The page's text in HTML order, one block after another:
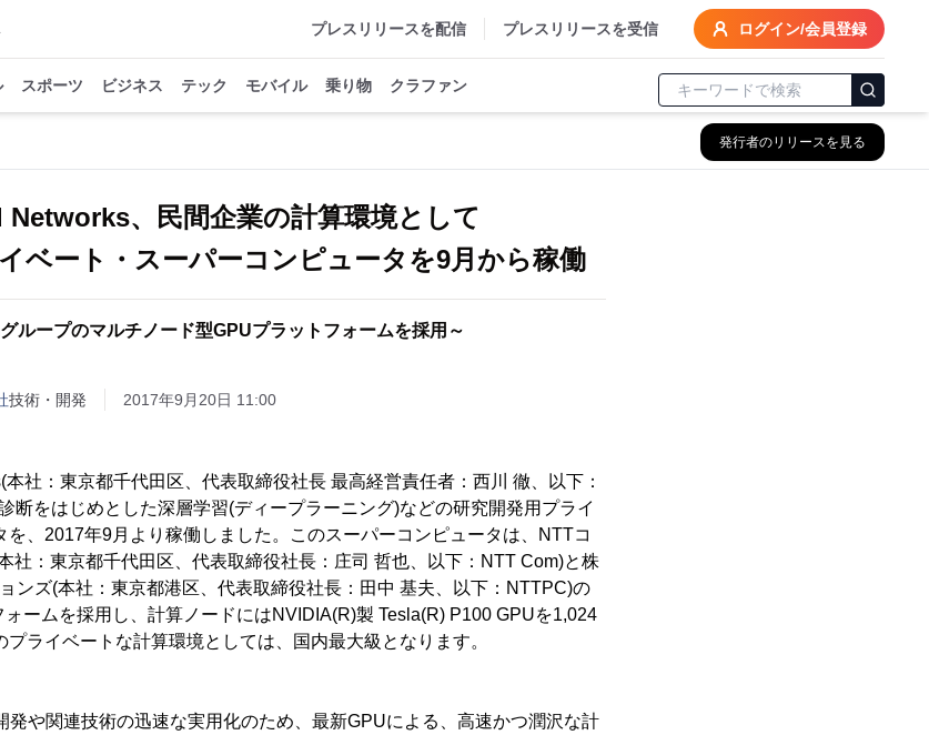
プレスリリースを配信 プレスリリースを受信 ログイン/会員登録
スポーツ ビジネス テック モバイル 乗り物 クラファン
発行者のリリースを見る
Networks、民間企業の計算環境として
国内最大級のプライベート・スーパーコンピュータを9月から稼働
ループのマルチノード型GPUプラットフォームを採用～
技術・開発 2017年9月20日 11:00
社：東京都千代田区、代表取締役社長 最高経営責任者：西川 徹、以下：
断をはじめとした深層学習(ディープラーニング)などの研究開発用プライ
、2017年9月より稼働しました。このスーパーコンピュータは、NTTコ
社：東京都千代田区、代表取締役社長：庄司 哲也、以下：NTT Com)と株
ンズ(本社：東京都港区、代表取締役社長：田中 基夫、以下：NTTPC)の
ームを採用し、計算ノードにはNVIDIA(R)製 Tesla(R) P100 GPUを1,024
ライベートな計算環境としては、国内最大級となります。
や関連技術の迅速な実用化のため、最新GPUによる、高速かつ潤沢な計